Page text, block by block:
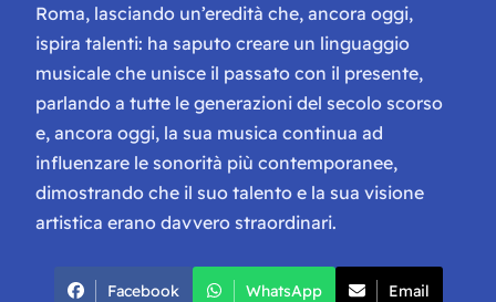
Roma, lasciando un’eredità che, ancora oggi,
ispira talenti: ha saputo creare un linguaggio
musicale che unisce il passato con il presente,
parlando a tutte le generazioni del secolo scorso
e, ancora oggi, la sua musica continua ad
influenzare le sonorità più contemporanee,
dimostrando che il suo talento e la sua visione
artistica erano davvero straordinari.
Facebook WhatsApp Email